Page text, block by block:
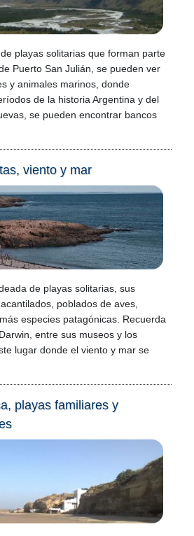
playas solitarias que forman parte
Puerto San Julián, se pueden ver
y animales marinos, donde
de la historia Argentina y del
se pueden encontrar bancos
viento y mar
de playas solitarias, sus
poblados de aves,
especies patagónicas. Recuerda
entre sus museos y los
lugar donde el viento y mar se
playas familiares y